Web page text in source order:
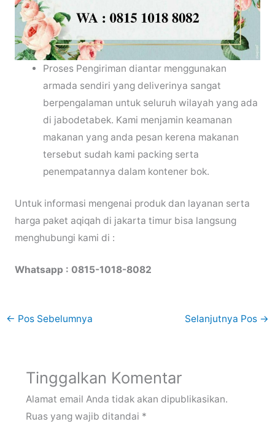
Proses Pengiriman diantar menggunakan
armada sendiri yang deliverinya sangat
berpengalaman untuk seluruh wilayah yang ada
di jabodetabek. Kami menjamin keamanan
makanan yang anda pesan kerena makanan
tersebut sudah kami packing serta
penempatannya dalam kontener bok.
Untuk informasi mengenai produk dan layanan serta
harga paket aqiqah di jakarta timur bisa langsung
menghubungi kami di :
Whatsapp : 0815-1018-8082
← Pos Sebelumnya Selanjutnya Pos →
Tinggalkan Komentar
Alamat email Anda tidak akan dipublikasikan.
Ruas yang wajib ditandai *